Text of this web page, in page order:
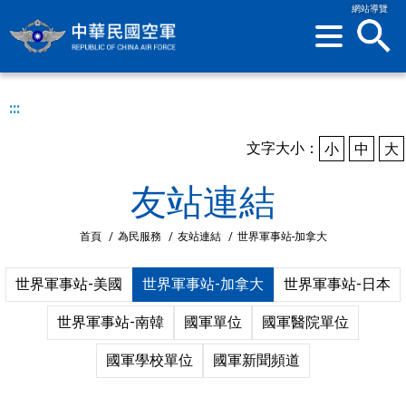
網站導覽
:::
文字大小： 小 中 大
友站連結
首頁 / 為民服務 / 友站連結 / 世界軍事站-加拿大
世界軍事站-美國 世界軍事站-加拿大 世界軍事站-日本
世界軍事站-南韓 國軍單位 國軍醫院單位
國軍學校單位 國軍新聞頻道